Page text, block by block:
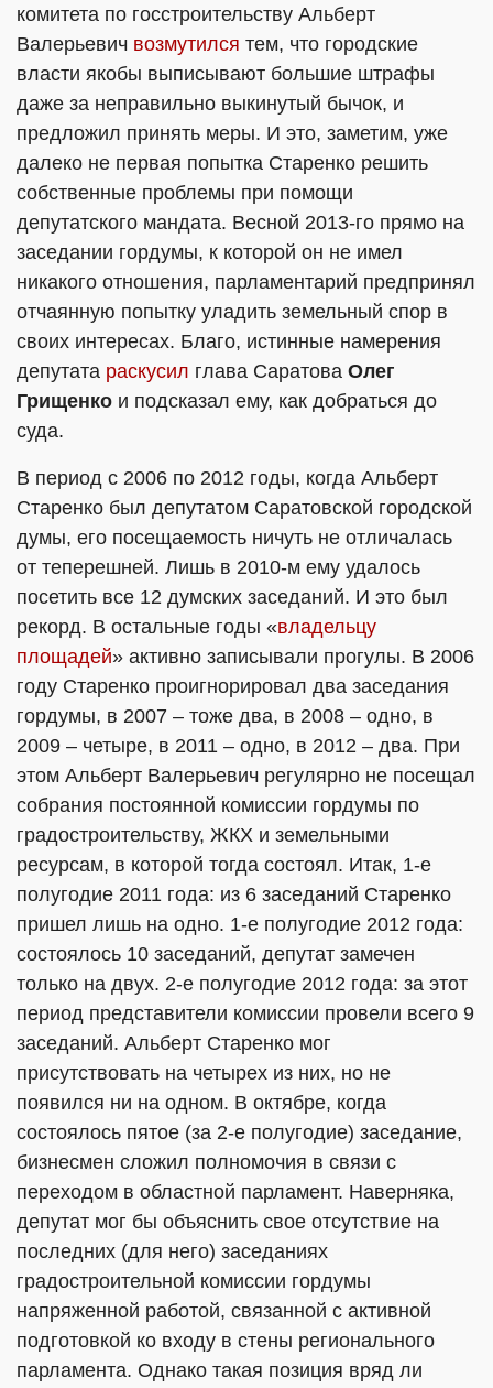
комитета по госстроительству Альберт
Валерьевич возмутился тем, что городские
власти якобы выписывают большие штрафы
даже за неправильно выкинутый бычок, и
предложил принять меры. И это, заметим, уже
далеко не первая попытка Старенко решить
собственные проблемы при помощи
депутатского мандата. Весной 2013-го прямо на
заседании гордумы, к которой он не имел
никакого отношения, парламентарий предпринял
отчаянную попытку уладить земельный спор в
своих интересах. Благо, истинные намерения
депутата раскусил глава Саратова Олег
Грищенко и подсказал ему, как добраться до
суда.
В период с 2006 по 2012 годы, когда Альберт
Старенко был депутатом Саратовской городской
думы, его посещаемость ничуть не отличалась
от теперешней. Лишь в 2010-м ему удалось
посетить все 12 думских заседаний. И это был
рекорд. В остальные годы «владельцу
площадей» активно записывали прогулы. В 2006
году Старенко проигнорировал два заседания
гордумы, в 2007 – тоже два, в 2008 – одно, в
2009 – четыре, в 2011 – одно, в 2012 – два. При
этом Альберт Валерьевич регулярно не посещал
собрания постоянной комиссии гордумы по
градостроительству, ЖКХ и земельными
ресурсам, в которой тогда состоял. Итак, 1-е
полугодие 2011 года: из 6 заседаний Старенко
пришел лишь на одно. 1-е полугодие 2012 года:
состоялось 10 заседаний, депутат замечен
только на двух. 2-е полугодие 2012 года: за этот
период представители комиссии провели всего 9
заседаний. Альберт Старенко мог
присутствовать на четырех из них, но не
появился ни на одном. В октябре, когда
состоялось пятое (за 2-е полугодие) заседание,
бизнесмен сложил полномочия в связи с
переходом в областной парламент. Наверняка,
депутат мог бы объяснить свое отсутствие на
последних (для него) заседаниях
градостроительной комиссии гордумы
напряженной работой, связанной с активной
подготовкой ко входу в стены регионального
парламента. Однако такая позиция вряд ли